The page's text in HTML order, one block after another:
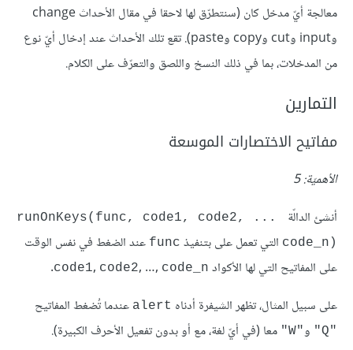
معالجة أيّ مدخل كان (سنتطرّق لها لاحقا في مقال اﻷحداث change
وinput وcut وcopy وpaste). تقع تلك اﻷحداث عند إدخال أيّ نوع
من المدخلات، بما في ذلك النسخ واللصق والتعرّف على الكلام.
التمارين
مفاتيح الاختصارات الموسعة
الأهميّة: 5
أنشئ الدالّة
runOnKeys(func, code1, code2, ...
code_n)‎ التي تعمل على بتنفيذ func عند الضغط في نفس الوقت
على المفاتيح التي لها اﻷكواد
code1, code2, …, code_n
.
على سبيل المثال، تظهر الشيفرة أدناه alert عندما تُضغط المفاتيح
"Q" و"W" معا (في أيّ لغة، مع أو بدون تفعيل الأحرف الكبيرة).